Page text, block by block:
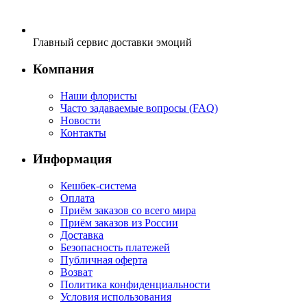
Главный сервис доставки эмоций
Компания
Наши флористы
Часто задаваемые вопросы (FAQ)
Новости
Контакты
Информация
Кешбек-система
Оплата
Приём заказов со всего мира
Приём заказов из России
Доставка
Безопасность платежей
Публичная оферта
Возват
Политика конфиденциальности
Условия использования